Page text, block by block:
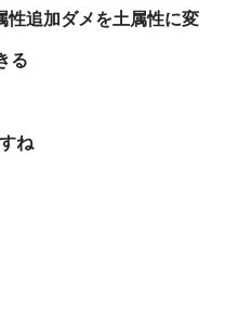
性追加ダメを土属性に変
る
ね